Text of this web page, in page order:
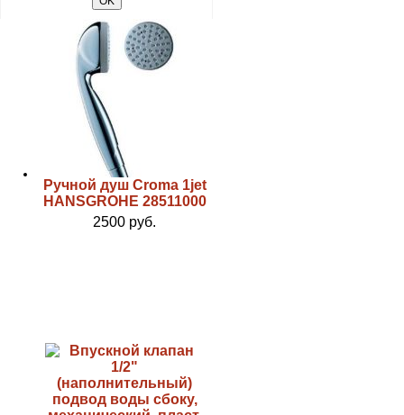
Ручной душ Croma 1jet
HANSGROHE 28511000
2500 руб.